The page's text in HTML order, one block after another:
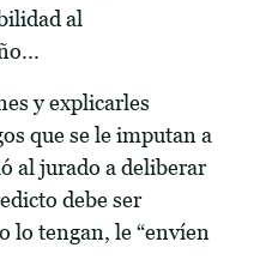
al
y explicarles
que se le imputan a
al jurado a deliberar
debe ser
lo tengan, le “envíen